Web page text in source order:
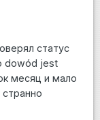
статус
dowód jest
месяц и мало